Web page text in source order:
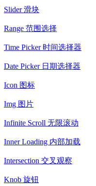
Slider 滑块
Range 范围选择
Time Picker 时间选择器
Date Picker 日期选择器
Icon 图标
Img 图片
Infinite Scroll 无限滚动
Inner Loading 内部加载
Intersection 交叉观察
Knob 旋钮